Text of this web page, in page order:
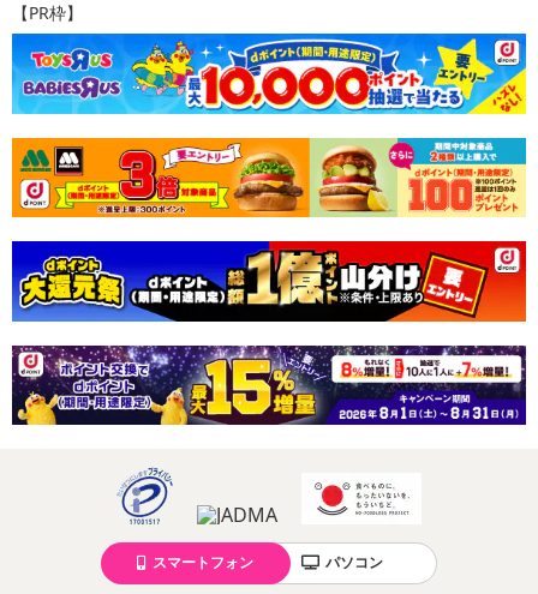
【PR枠】
スマートフォン パソコン